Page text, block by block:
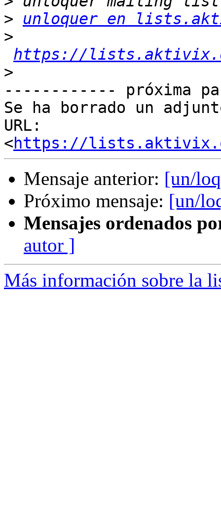
>
unloquer en
>
https://
>
------------ próxima
Se ha borrado un
URL:
<https://
Mensaje anterior: [un/
Próximo mensaje: [un/
Mensajes ordenados
autor ]
Más información sobre la